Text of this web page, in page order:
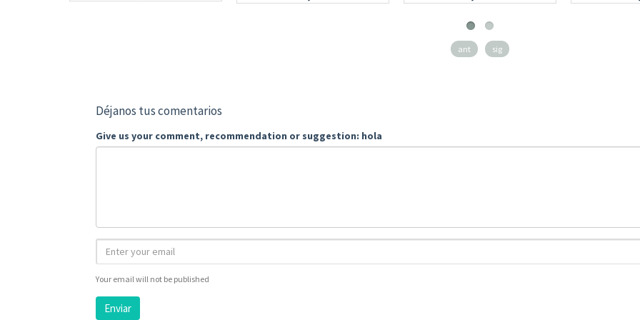
ant sig
Déjanos tus comentarios
Give us your comment, recommendation or suggestion: hola
Your email will not be published
Enviar